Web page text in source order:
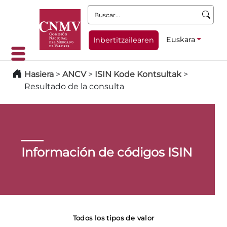
Buscar:
Inbertitzailearen Euskara
Hasiera > ANCV> ISIN Kode Kontsultak>
Resultado de la consulta
Información de códigos ISIN
Todos los tipos de valor